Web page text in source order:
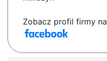
Zobacz profil firmy na